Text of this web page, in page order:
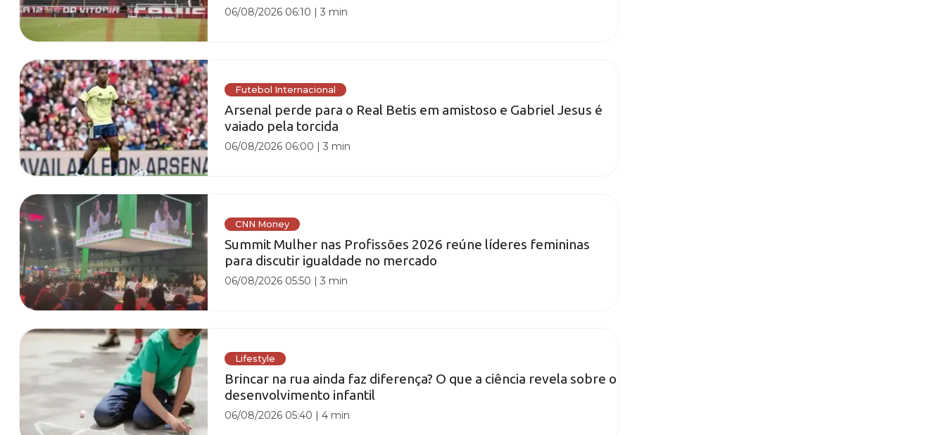
06/08/2026 06:10 |3 min
Futebol Internacional
Arsenal perde para o Real Betis em amistoso e Gabriel Jesus é
vaiado pela torcida
06/08/2026 06:00 |3 min
CNN Money
Summit Mulher nas Profissões 2026 reúne líderes femininas
para discutir igualdade no mercado
06/08/2026 05:50 |3 min
Lifestyle
Brincar na rua ainda faz diferença? O que a ciência revela sobre o
desenvolvimento infantil
06/08/2026 05:40 |4 min